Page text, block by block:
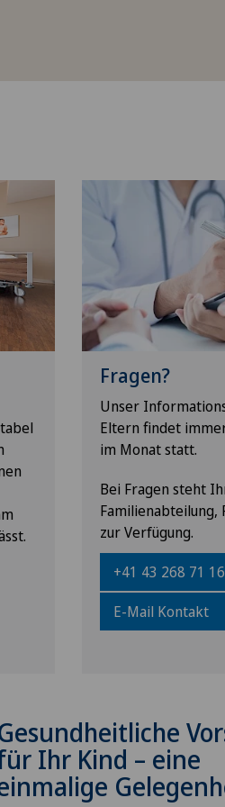
Fragen?
Unser
Eltern findet
im Monat statt.
Bei Fragen steht
Familienabteilung,
zur Verfügung.
+41 43 268 71 16
E-Mail Kontakt
Ihr Kind – eine